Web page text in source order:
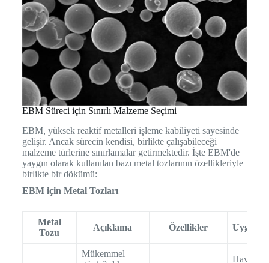
EBM Süreci için Sınırlı Malzeme Seçimi
EBM, yüksek reaktif metalleri işleme kabiliyeti sayesinde
gelişir. Ancak sürecin kendisi, birlikte çalışabileceği
malzeme türlerine sınırlamalar getirmektedir. İşte EBM'de
yaygın olarak kullanılan bazı metal tozlarının özellikleriyle
birlikte bir dökümü:
EBM için Metal Tozları
Metal
Tozu
Açıklama Özellikler
Mükemmel